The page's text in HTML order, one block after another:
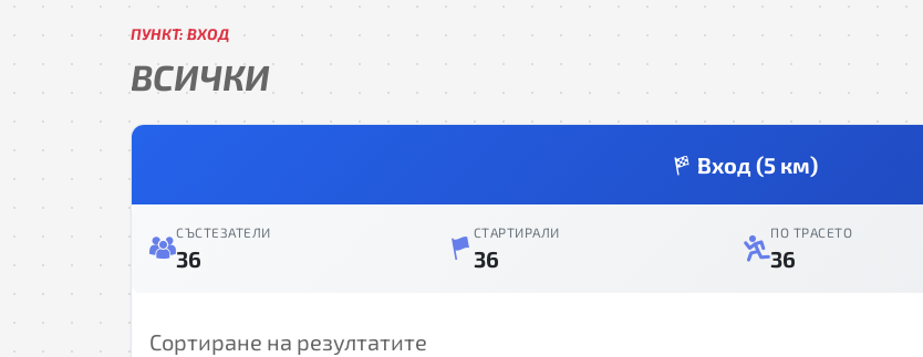
ПУНКТ: ВХОД
ВСИЧКИ
Вход (5 км)
СЪСТЕЗАТЕЛИ
36
СТАРТИРАЛИ
36
ПО ТРАСЕТО
36
Сортиране на резултатите